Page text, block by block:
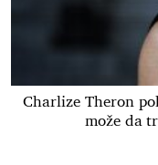
Charlize Theron
može da